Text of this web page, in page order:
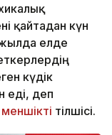
қайтадан күн
елде
күдік
еді, деп
меншікті тілшісі.